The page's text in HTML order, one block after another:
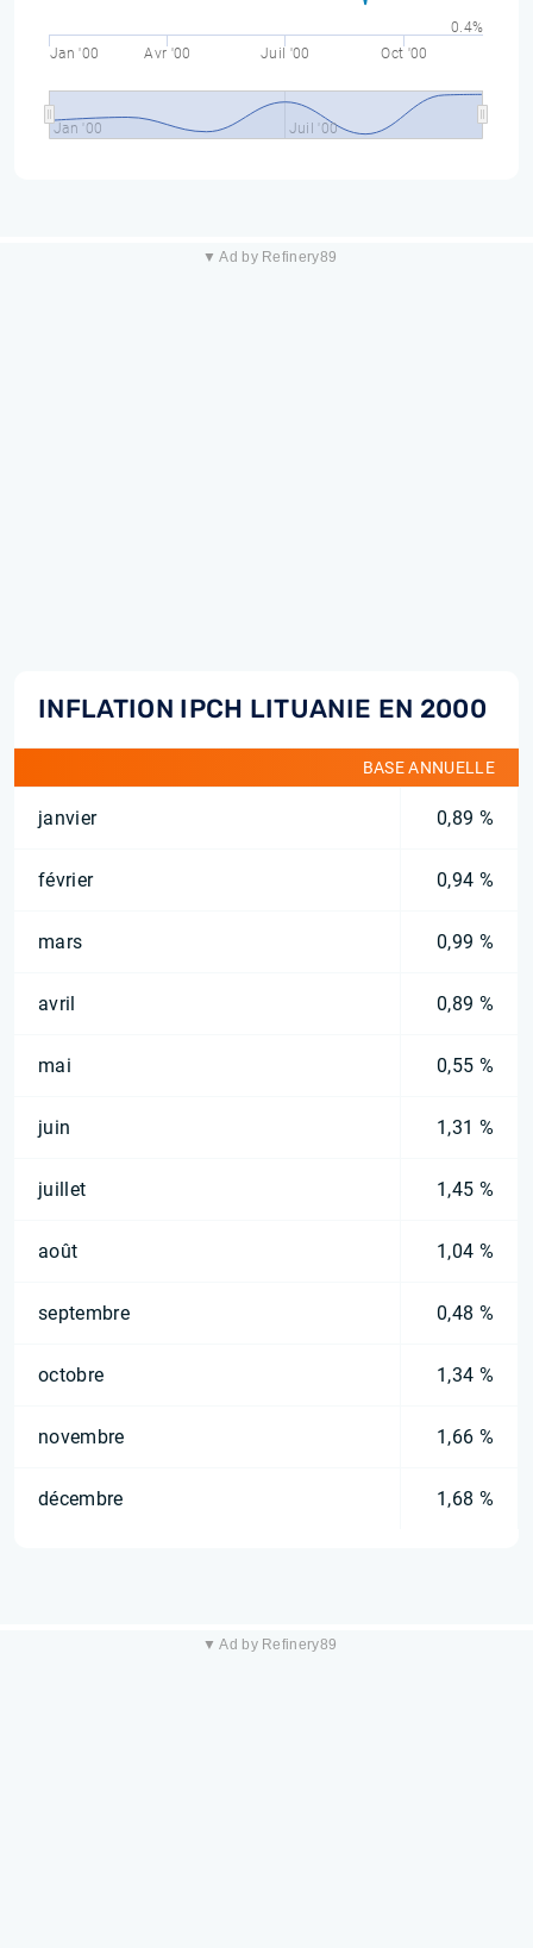
Jan '00 Avr '00 Juil '00 Oct '00
Jan '00 Juil '00
0.4%
▼ Ad by Refinery89
INFLATION IPCH LITUANIE EN 2000
BASE ANNUELLE
janvier 0,89 %
février 0,94 %
mars 0,99 %
avril 0,89 %
mai 0,55 %
juin 1,31 %
juillet 1,45 %
août 1,04 %
septembre 0,48 %
octobre 1,34 %
novembre 1,66 %
décembre 1,68 %
▼ Ad by Refinery89